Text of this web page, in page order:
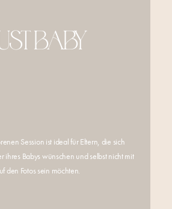
BABY
Session ist ideal für Eltern, die sich
ihres Babys wünschen und selbst nicht mit
den Fotos sein möchten.